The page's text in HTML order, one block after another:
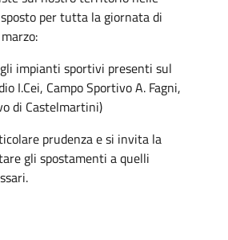
per tutta la giornata di
impianti sportivi presenti sul
I.Cei, Campo Sportivo A. Fagni,
di Castelmartini)
prudenza e si invita la
gli spostamenti a quelli